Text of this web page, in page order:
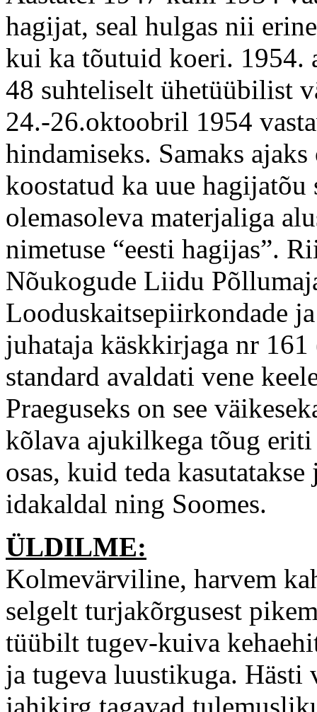
hagijat, seal hulgas nii
kui ka tõutuid koeri. 1954.
48 suhteliselt ühetüübilist
24.-26.oktoobril 1954
hindamiseks. Samaks
koostatud ka uue
olemasoleva materjaliga
nimetuse “eesti hagijas”.
Nõukogude Liidu
Looduskaitsepiirkondade
juhataja käskkirjaga nr
standard avaldati vene
Praeguseks on see
kõlava ajukilkega tõug eriti
osas, kuid teda
idakaldal ning Soomes.
ÜLDILME:
Kolmevärviline, harvem
selgelt turjakõrgusest
tüübilt tugev-kuiva
ja tugeva luustikuga. Hästi
jahikirg tagavad